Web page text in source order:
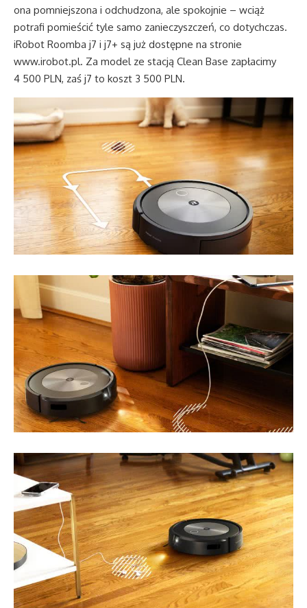
ona pomniejszona i odchudzona, ale spokojnie – wciąż
potrafi pomieścić tyle samo zanieczyszczeń, co dotychczas.
iRobot Roomba j7 i j7+ są już dostępne na stronie
www.irobot.pl. Za model ze stacją Clean Base zapłacimy
4 500 PLN, zaś j7 to koszt 3 500 PLN.